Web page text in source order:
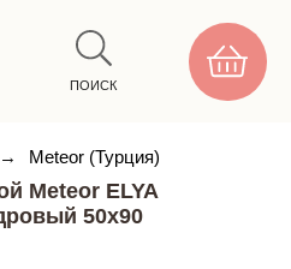
ПОИСК
→ Meteor (Турция)
Meteor ELYA
50х90